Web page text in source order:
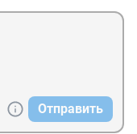
Отправить